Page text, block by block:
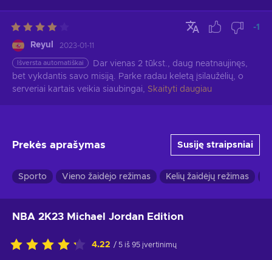
Reyul 2023-01-11
-1
Išversta automatiškai
Dar vienas 2 tūkst., daug neatnaujinęs,
bet vykdantis savo misiją. Parke radau keletą įsilaužėlių, o
serveriai kartais veikia siaubingai, Skaityti daugiau
Prekės aprašymas Susiję straipsniai
Sporto Vieno žaidėjo režimas Kelių žaidėjų režimas
NBA 2K23 Michael Jordan Edition
4.22 / 5 iš 95 įvertinimų